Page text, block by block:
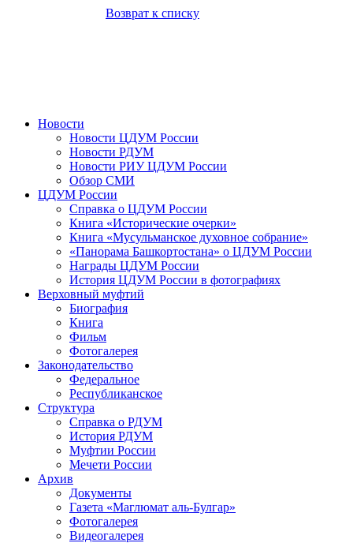
Возврат к списку
Новости
Новости ЦДУМ России
Новости РДУМ
Новости РИУ ЦДУМ России
Обзор СМИ
ЦДУМ России
Справка о ЦДУМ России
Книга «Исторические очерки»
Книга «Мусульманское духовное собрание»
«Панорама Башкортостана» о ЦДУМ России
Награды ЦДУМ России
История ЦДУМ России в фотографиях
Верховный муфтий
Биография
Книга
Фильм
Фотогалерея
Законодательство
Федеральное
Республиканское
Структура
Справка о РДУМ
История РДУМ
Муфтии России
Мечети России
Архив
Документы
Газета «Маглюмат аль-Булгар»
Фотогалерея
Видеогалерея